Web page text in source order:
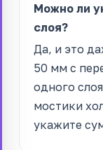
Можно ли
слоя?
Да, и это
50 мм с
одного
мостики
укажите